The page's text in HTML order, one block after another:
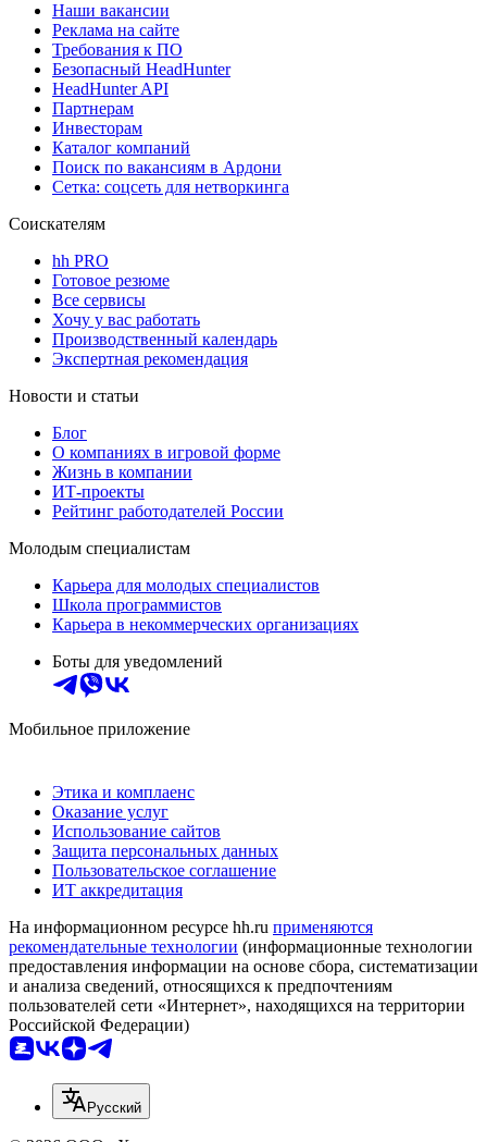
Наши вакансии
Реклама на сайте
Требования к ПО
Безопасный HeadHunter
HeadHunter API
Партнерам
Инвесторам
Каталог компаний
Поиск по вакансиям в Ардони
Сетка: соцсеть для нетворкинга
Соискателям
hh PRO
Готовое резюме
Все сервисы
Хочу у вас работать
Производственный календарь
Экспертная рекомендация
Новости и статьи
Блог
О компаниях в игровой форме
Жизнь в компании
ИТ-проекты
Рейтинг работодателей России
Молодым специалистам
Карьера для молодых специалистов
Школа программистов
Карьера в некоммерческих организациях
Боты для уведомлений
Мобильное приложение
Этика и комплаенс
Оказание услуг
Использование сайтов
Защита персональных данных
Пользовательское соглашение
ИТ аккредитация
На информационном ресурсе hh.ru применяются
рекомендательные технологии (информационные технологии
предоставления информации на основе сбора, систематизации
и анализа сведений, относящихся к предпочтениям
пользователей сети «Интернет», находящихся на территории
Российской Федерации)
Русский